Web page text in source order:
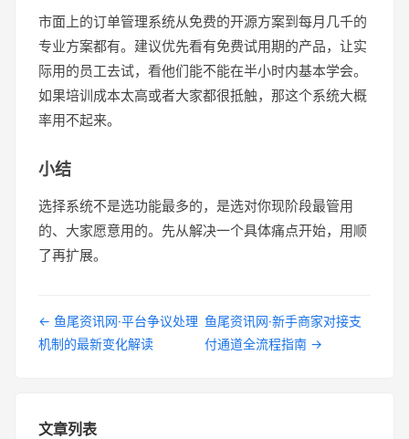
市面上的订单管理系统从免费的开源方案到每月几千的
专业方案都有。建议优先看有免费试用期的产品，让实
际用的员工去试，看他们能不能在半小时内基本学会。
如果培训成本太高或者大家都很抵触，那这个系统大概
率用不起来。
小结
选择系统不是选功能最多的，是选对你现阶段最管用
的、大家愿意用的。先从解决一个具体痛点开始，用顺
了再扩展。
← 鱼尾资讯网·平台争议处理
机制的最新变化解读
鱼尾资讯网·新手商家对接支
付通道全流程指南 →
文章列表